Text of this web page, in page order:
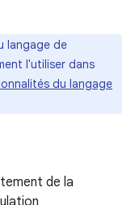
langage de
l'utiliser dans
du langage
de la